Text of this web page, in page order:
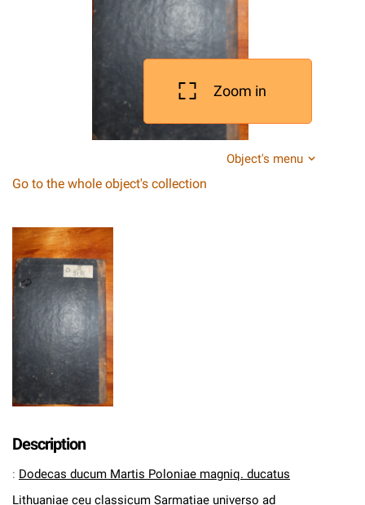
Zoom in
Object's menu
Go to the whole object's collection
Description
: Dodecas ducum Martis Poloniae magniq. ducatus
Lithuaniae ceu classicum Sarmatiae universo ad